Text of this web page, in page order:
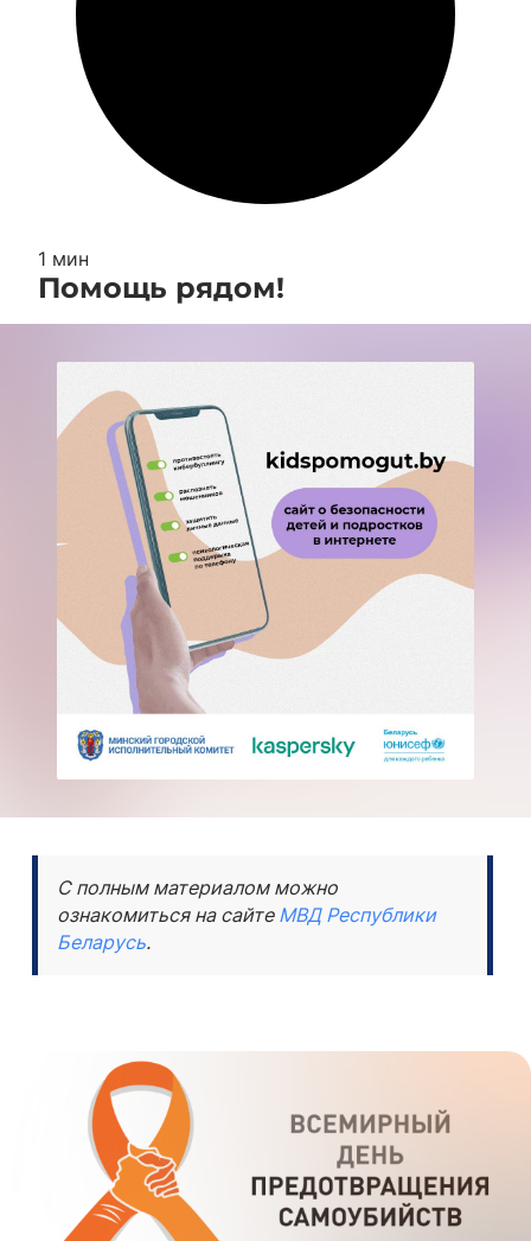
1 мин
Помощь рядом!
С полным материалом можно
ознакомиться на сайте МВД Республики
Беларусь.